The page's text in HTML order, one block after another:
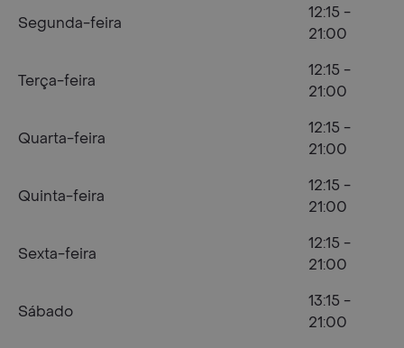
Segunda-feira
12:15 -
21:00
Terça-feira
12:15 -
21:00
Quarta-feira
12:15 -
21:00
Quinta-feira
12:15 -
21:00
Sexta-feira
12:15 -
21:00
Sábado
13:15 -
21:00